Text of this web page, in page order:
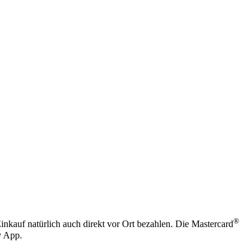
natürlich auch direkt vor Ort bezahlen. Die Mastercard®
App.